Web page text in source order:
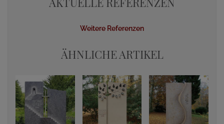
Weitere Referenzen
ÄHNLICHE ARTIKEL